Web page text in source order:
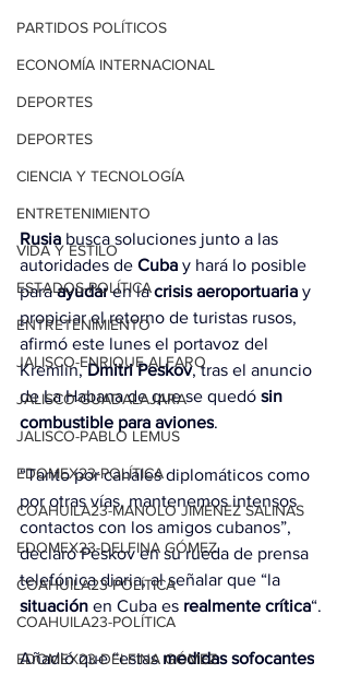
PARTIDOS POLÍTICOS
ECONOMÍA INTERNACIONAL
DEPORTES
DEPORTES
CIENCIA Y TECNOLOGÍA
ENTRETENIMIENTO
VIDA Y ESTILO
ESTADOS-POLÍTICA
ENTRETENIMIENTO
JALISCO-ENRIQUE ALFARO
JALISCO-GUADALAJARA
JALISCO-PABLO LEMUS
EDOMEX23-POLÍTICA
COAHUILA23-MANOLO JIMÉNEZ SALINAS
EDOMEX23-DELFINA GÓMEZ
COAHUILA23-POLÍTICA
COAHUILA23-POLÍTICA
EDOMEX23-DELFINA GÓMEZ
Rusia busca soluciones junto a las
autoridades de Cuba y hará lo posible
para ayudar en la crisis aeroportuaria y
propiciar el retorno de turistas rusos,
afirmó este lunes el portavoz del
Kremlin, Dmitri Peskov, tras el anuncio
de La Habana de que se quedó sin
combustible para aviones.
“Tanto por canales diplomáticos como
por otras vías, mantenemos intensos
contactos con los amigos cubanos”,
declaró Peskov en su rueda de prensa
telefónica diaria, al señalar que “la
situación en Cuba es realmente crítica“.
Añadió que “estas medidas sofocantes